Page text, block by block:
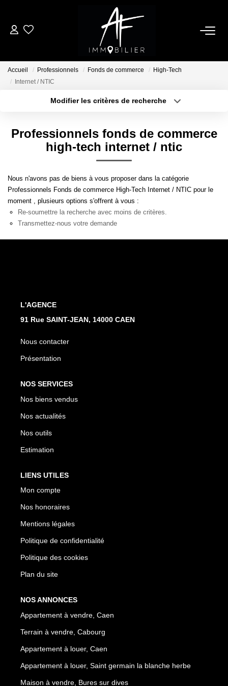
ACHETER
NOTRE AGENCE
Notre Équipe
Nos Services
Accueil Professionnels Fonds de commerce
High-Tech
Internet / NTIC
Modifier les critères de recherche
Sélectionnez...
Type de bien
Surface min
Créer une alerte
Professionnels fonds de commerce
high-tech internet / ntic
Nous n'avons pas de biens à vous proposer dans la catégorie
Professionnels Fonds de commerce High-Tech Internet / NTIC pour le
moment , plusieurs options s'offrent à vous :
Re-soumettre la recherche avec moins de critères.
Transmettez-nous votre demande
L'AGENCE
91 Rue SAINT-JEAN, 14000 CAEN
Nous contacter
Présentation
NOS SERVICES
Nos biens vendus
Nos actualités
Nos outils
Estimation
LIENS UTILES
Mon compte
Nos honoraires
Mentions légales
Politique de confidentialité
Politique des cookies
Plan du site
NOS ANNONCES
Appartement à vendre, Caen
Terrain à vendre, Cabourg
Appartement à louer, Caen
Appartement à louer, Saint germain la blanche herbe
Maison à vendre, Bures sur dives